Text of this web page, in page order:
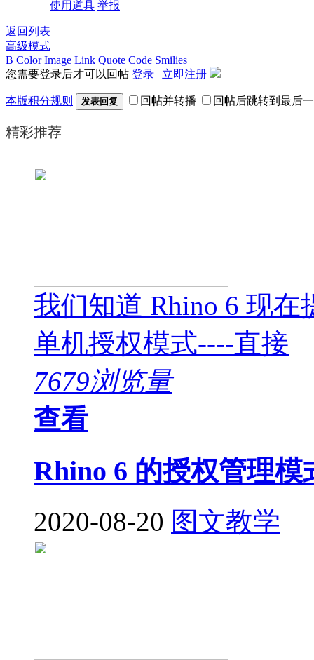
使用道具 举报
返回列表
高级模式
B Color Image Link Quote Code Smilies
您需要登录后才可以回帖 登录 | 立即注册
本版积分规则 发表回复 回帖并转播 回帖后跳转到最后
精彩推荐
我们知道 Rhino 6 现
单机授权模式----直接
7679浏览量
查看
Rhino 6 的授权管理
2020-08-20 图文教学